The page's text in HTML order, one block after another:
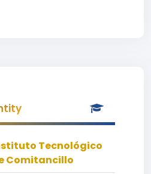
Tecnológico
Comitancillo